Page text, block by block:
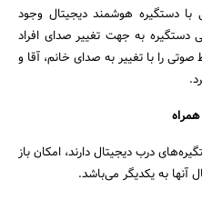
با دستگیره هوشمند دیجیتال وجود
به جهت تغییر صدای افراد
را با تغییر به صدای خانم، آقا و
درب دیجیتال دارند، امکان باز
به یکدیگر می‌باشد.